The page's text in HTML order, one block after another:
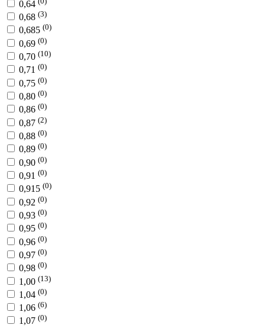
0,64
0,68 (3)
0,685 (0)
0,69 (0)
0,70 (10)
0,71 (0)
0,75 (0)
0,80 (0)
0,86 (0)
0,87 (2)
0,88 (0)
0,89 (0)
0,90 (0)
0,91 (0)
0,915 (0)
0,92 (0)
0,93 (0)
0,95 (0)
0,96 (0)
0,97 (0)
0,98 (0)
1,00 (13)
1,04 (0)
1,06 (6)
1,07 (0)